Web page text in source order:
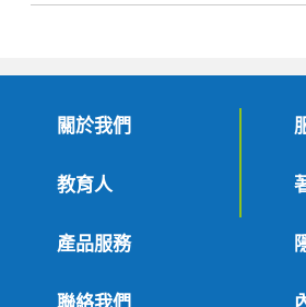
關於我們
教育人
產品服務
聯絡我們